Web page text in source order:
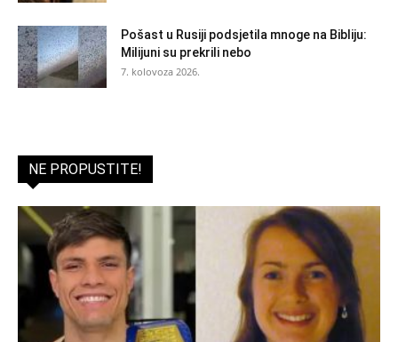
Pošast u Rusiji podsjetila mnoge na Bibliju:
Milijuni su prekrili nebo
7. kolovoza 2026.
NE PROPUSTITE!